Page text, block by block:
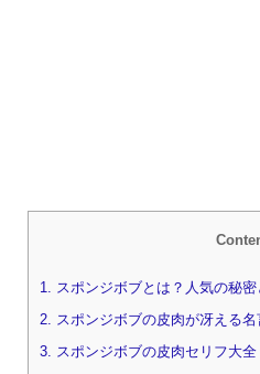
1. スポンジボブとは？人気の秘密
2. スポンジボブの皮肉が冴える名
3. スポンジボブの皮肉セリフ大全